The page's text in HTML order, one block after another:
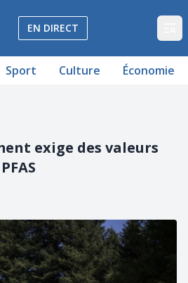
Vaud et Fribourg
EN DIRECT
Sport Culture Économie
exige des valeurs